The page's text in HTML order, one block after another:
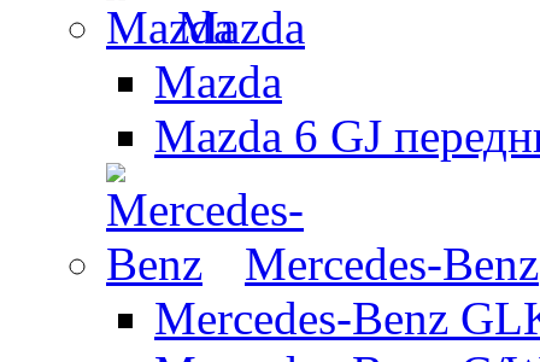
Mazda
Mazda
Mazda 6 GJ
Mercedes-Benz
Mercedes-Benz